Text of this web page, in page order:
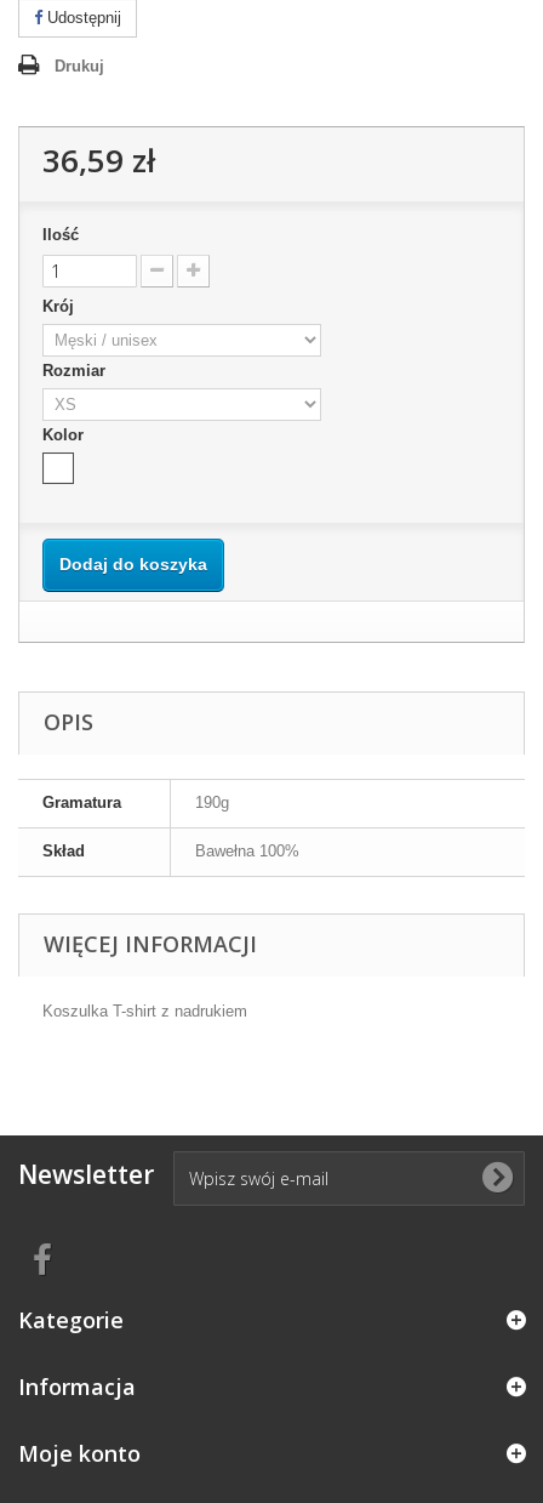
Udostępnij
Drukuj
36,59 zł
Ilość
Krój
Rozmiar
Kolor
Dodaj do koszyka
OPIS
Gramatura 190g
Skład Bawełna 100%
WIĘCEJ INFORMACJI
Koszulka T-shirt z nadrukiem
Newsletter
Kategorie
Informacja
Moje konto